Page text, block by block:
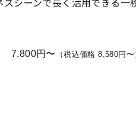
シーンで長く活用できる一
7,800円〜 （税込価格 8,580円〜